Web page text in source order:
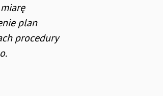
plan
procedury